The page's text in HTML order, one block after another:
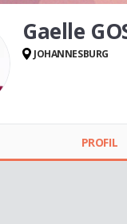
Gaelle
JOHANNESBURG
PROFIL